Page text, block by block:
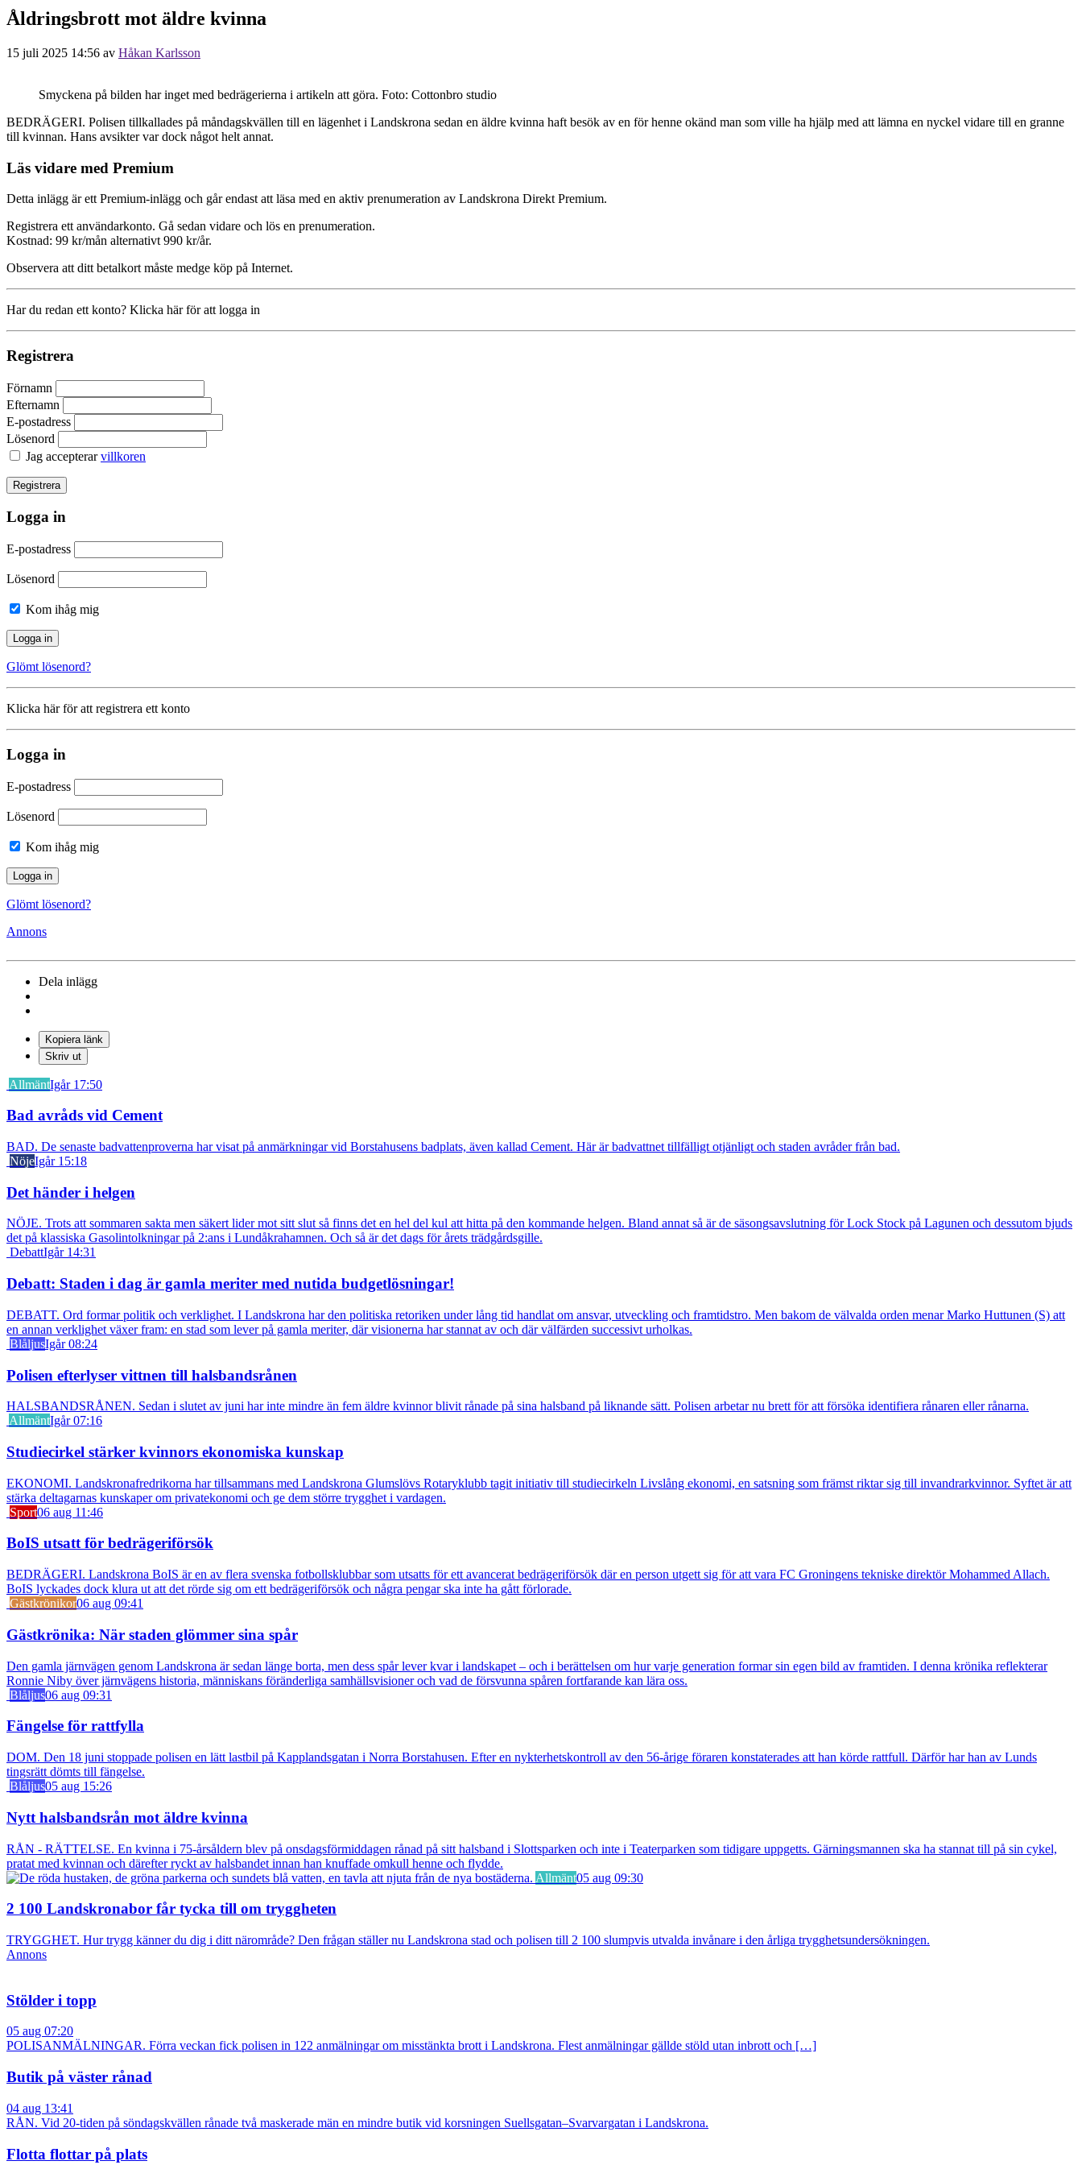
Åldringsbrott mot äldre kvinna
15 juli 2025 14:56 av Håkan Karlsson
Smyckena på bilden har inget med bedrägerierna i artikeln att göra. Foto: Cottonbro studio
BEDRÄGERI. Polisen tillkallades på måndagskvällen till en lägenhet i Landskrona sedan en äldre kvinna haft besök av en för henne okänd man som ville ha hjälp med att lämna en nyckel vidare till en granne
till kvinnan. Hans avsikter var dock något helt annat.
Läs vidare med Premium
Detta inlägg är ett Premium-inlägg och går endast att läsa med en aktiv prenumeration av Landskrona Direkt Premium.
Registrera ett användarkonto. Gå sedan vidare och lös en prenumeration.
Kostnad: 99 kr/mån alternativt 990 kr/år.
Observera att ditt betalkort måste medge köp på Internet.
Har du redan ett konto? Klicka här för att logga in
Registrera
Förnamn
Efternamn
E-postadress
Lösenord
Jag accepterarvillkoren
Logga in
E-postadress
Lösenord
Kom ihåg mig
Glömt lösenord?
Klicka här för att registrera ett konto
Logga in
E-postadress
Lösenord
Kom ihåg mig
Glömt lösenord?
Annons
Dela inlägg
Kopiera länk
Skriv ut
AllmäntIgår 17:50
Bad avråds vid Cement
BAD. De senaste badvattenproverna har visat på anmärkningar vid Borstahusens badplats, även kallad Cement. Här är badvattnet tillfälligt otjänligt och staden avråder från bad.
NöjeIgår 15:18
Det händer i helgen
NÖJE. Trots att sommaren sakta men säkert lider mot sitt slut så finns det en hel del kul att hitta på den kommande helgen. Bland annat så är de säsongsavslutning för Lock Stock på Lagunen och dessutom bjuds
det på klassiska Gasolintolkningar på 2:ans i Lundåkrahamnen. Och så är det dags för årets trädgårdsgille.
DebattIgår 14:31
Debatt: Staden i dag är gamla meriter med nutida budgetlösningar!
DEBATT. Ord formar politik och verklighet. I Landskrona har den politiska retoriken under lång tid handlat om ansvar, utveckling och framtidstro. Men bakom de välvalda orden menar Marko Huttunen (S) att
en annan verklighet växer fram: en stad som lever på gamla meriter, där visionerna har stannat av och där välfärden successivt urholkas.
BlåljusIgår 08:24
Polisen efterlyser vittnen till halsbandsrånen
HALSBANDSRÅNEN. Sedan i slutet av juni har inte mindre än fem äldre kvinnor blivit rånade på sina halsband på liknande sätt. Polisen arbetar nu brett för att försöka identifiera rånaren eller rånarna.
AllmäntIgår 07:16
Studiecirkel stärker kvinnors ekonomiska kunskap
EKONOMI. Landskronafredrikorna har tillsammans med Landskrona Glumslövs Rotaryklubb tagit initiativ till studiecirkeln Livslång ekonomi, en satsning som främst riktar sig till invandrarkvinnor. Syftet är att
stärka deltagarnas kunskaper om privatekonomi och ge dem större trygghet i vardagen.
Sport06 aug 11:46
BoIS utsatt för bedrägeriförsök
BEDRÄGERI. Landskrona BoIS är en av flera svenska fotbollsklubbar som utsatts för ett avancerat bedrägeriförsök där en person utgett sig för att vara FC Groningens tekniske direktör Mohammed Allach.
BoIS lyckades dock klura ut att det rörde sig om ett bedrägeriförsök och några pengar ska inte ha gått förlorade.
Gästkrönikor06 aug 09:41
Gästkrönika: När staden glömmer sina spår
Den gamla järnvägen genom Landskrona är sedan länge borta, men dess spår lever kvar i landskapet – och i berättelsen om hur varje generation formar sin egen bild av framtiden. I denna krönika reflekterar
Ronnie Niby över järnvägens historia, människans föränderliga samhällsvisioner och vad de försvunna spåren fortfarande kan lära oss.
Blåljus06 aug 09:31
Fängelse för rattfylla
DOM. Den 18 juni stoppade polisen en lätt lastbil på Kapplandsgatan i Norra Borstahusen. Efter en nykterhetskontroll av den 56-årige föraren konstaterades att han körde rattfull. Därför har han av Lunds
tingsrätt dömts till fängelse.
Blåljus05 aug 15:26
Nytt halsbandsrån mot äldre kvinna
RÅN - RÄTTELSE. En kvinna i 75-årsåldern blev på onsdagsförmiddagen rånad på sitt halsband i Slottsparken och inte i Teaterparken som tidigare uppgetts. Gärningsmannen ska ha stannat till på sin cykel,
pratat med kvinnan och därefter ryckt av halsbandet innan han knuffade omkull henne och flydde.
Allmänt05 aug 09:30
2 100 Landskronabor får tycka till om tryggheten
TRYGGHET. Hur trygg känner du dig i ditt närområde? Den frågan ställer nu Landskrona stad och polisen till 2 100 slumpvis utvalda invånare i den årliga trygghetsundersökningen.
Annons
Stölder i topp
05 aug 07:20
POLISANMÄLNINGAR. Förra veckan fick polisen in 122 anmälningar om misstänkta brott i Landskrona. Flest anmälningar gällde stöld utan inbrott och […]
Butik på väster rånad
04 aug 13:41
RÅN. Vid 20-tiden på söndagskvällen rånade två maskerade män en mindre butik vid korsningen Suellsgatan–Svarvargatan i Landskrona.
Flotta flottar på plats